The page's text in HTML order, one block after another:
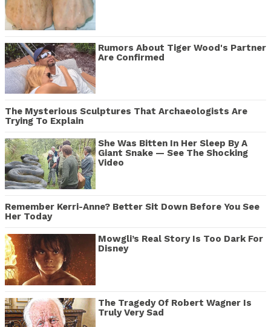
Rumors About Tiger Wood's Partner
Are Confirmed
The Mysterious Sculptures That Archaeologists Are
Trying To Explain
She Was Bitten In Her Sleep By A
Giant Snake — See The Shocking
Video
Remember Kerri-Anne? Better Sit Down Before You See
Her Today
Mowgli’s Real Story Is Too Dark For
Disney
The Tragedy Of Robert Wagner Is
Truly Very Sad